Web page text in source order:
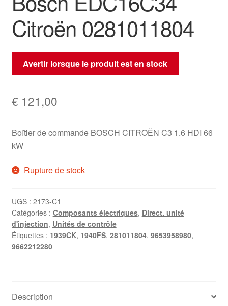
Citroën 0281011804
Avertir lorsque le produit est en stock
€ 121,00
Boîtier de commande BOSCH CITROËN C3 1.6 HDI 66
kW
Rupture de stock
UGS : 2173-C1
Catégories : Composants électriques, Direct. unité
d'injection, Unités de contrôle
Étiquettes : 1939CK, 1940FS, 281011804, 9653958980,
9662212280
Description